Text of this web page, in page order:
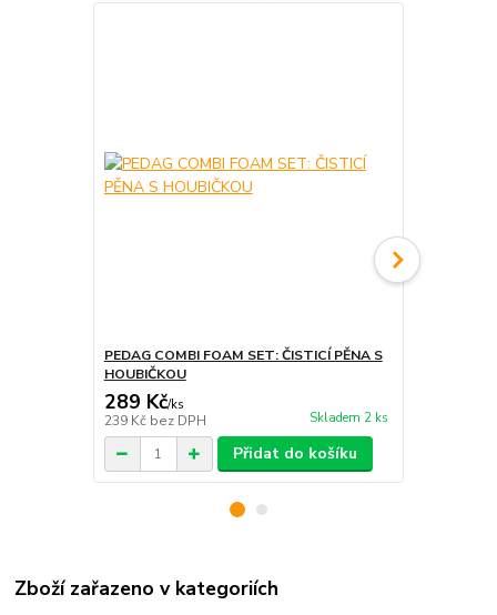
PEDAG COMBI FOAM SET: ČISTICÍ PĚNA S
HOUBIČKOU
289 Kč/ks
239 Kč bez DPH Skladem 2 ks
Přidat do košíku
Zboží zařazeno v kategoriích